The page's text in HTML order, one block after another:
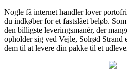
Nogle få internet handler lover
du indkøber for et fastslået beløb.
den billigste leveringsmanér, der
opholder sig ved Vejle, Solrød
dem til at levere din pakke til et